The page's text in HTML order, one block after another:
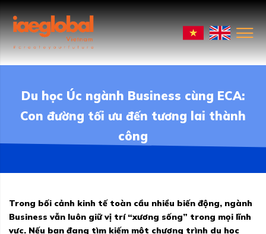
Du học Úc ngành Business cùng ECA:
Con đường tối ưu đến tương lai thành
công
Trong bối cảnh kinh tế toàn cầu nhiều biến động, ngành
Business vẫn luôn giữ vị trí “xương sống” trong mọi lĩnh
vực. Nếu bạn đang tìm kiếm một chương trình du học